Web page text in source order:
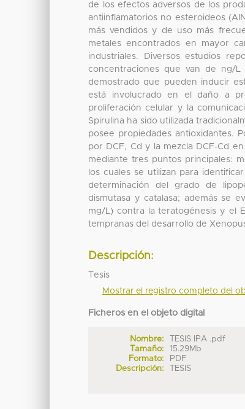
de los efectos adversos de los
antiinflamatorios no esteroideos
más vendidos y de uso más
metales encontrados en mayor
industriales. Diversos estudios
concentraciones que van de ng/L
demostrado que pueden inducir
está involucrado en el daño a
proliferación celular y la
Spirulina ha sido utilizada
posee propiedades antioxidantes.
por DCF, Cd y la mezcla DCF-Cd
mediante tres puntos principales:
los cuales se utilizan para
determinación del grado de
dismutasa y catalasa; además se
mg/L) contra la teratogénesis y el
tempranas del desarrollo de
Descripción:
Tesis
Mostrar el registro completo del
Ficheros en el objeto digital
Nombre:
TESIS IPA .pdf
Tamaño:
15.29Mb
Formato:
PDF
Descripción:
TESIS